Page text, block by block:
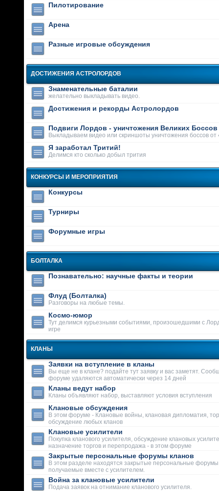
Пилотирование
Арена
Разные игровые обсуждения
ДОСТИЖЕНИЯ АСТРОЛОРДОВ
Знаменательные баталии
желательно выкладывать видео.
Достижения и рекорды Астролордов
Подвиги Лордов - уничтожения Великих Боссов
Выкладываем видео или скриншоты уничтожения боссов от
Я заработал Тритий!
Делимся кто сколько добыл трития
КОНКУРСЫ И МЕРОПРИЯТИЯ
Конкурсы
Турниры
Форумные игры
БОЛТАЛКА
Познавательно: научные факты и теории
Флуд (Болталка)
Разговоры на любые темы.
Космо-юмор
Тут делимся курьезными событиями, произошедшими с
игре
КЛАНЫ
Заявки на вступление в кланы
Вы еще не в клане? подайте тут заявку и вас заметят.
форуме удаляются автоматически через 14 дней
Кланы ведут набор
Кланы объявляют набор, выставляют условия вступления
Клановые обсуждения
В этом форуме - Клановые войны, клановая дипломатия,
обсуждение любых кланов
Клановые усилители
Покупка кланового усилителя, обсуждение клановых
назначение торгов и перепродажа - в этом форуме
Закрытые персональные форумы кланов
В этом разделе находятся закрытые персональные форумы
получаемые вместе с усилителем.
Война за клановые усилители
Подача заявок на отнимание кланового усилителя.